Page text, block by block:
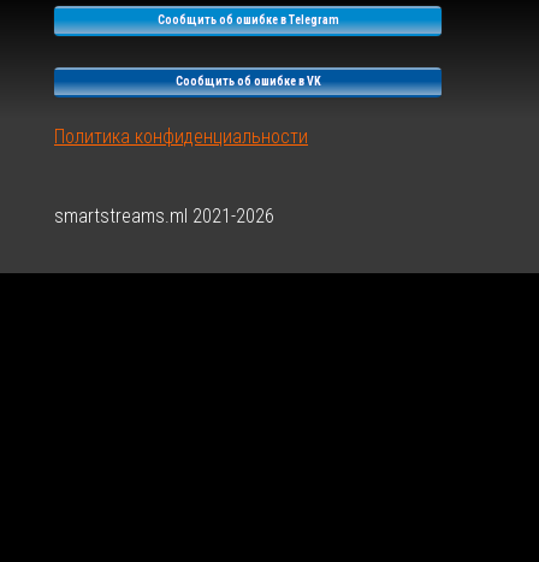
Сообщить об ошибке в Telegram
Сообщить об ошибке в VK
Политика конфиденциальности
smartstreams.ml 2021-2026